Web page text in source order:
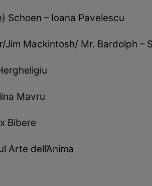
Schoen – Ioana Pavelescu
Jim Mackintosh/ Mr. Bardolph –
Mavru
Bibere
Arte dell’Anima